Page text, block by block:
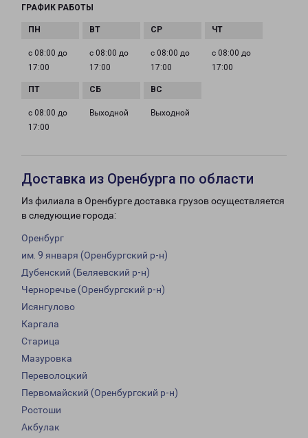
ГРАФИК РАБОТЫ
с 08:00 до
17:00
с 08:00 до
17:00
с 08:00 до
17:00
с 08:00 до
17:00
с 08:00 до
17:00
Выходной Выходной
Доставка из Оренбурга по области
Из филиала в Оренбурге доставка грузов осуществляется
в следующие города:
Оренбург
им. 9 января (Оренбургский р-н)
Дубенский (Беляевский р-н)
Черноречье (Оренбургский р-н)
Исянгулово
Каргала
Старица
Мазуровка
Переволоцкий
Первомайский (Оренбургский р-н)
Ростоши
Акбулак